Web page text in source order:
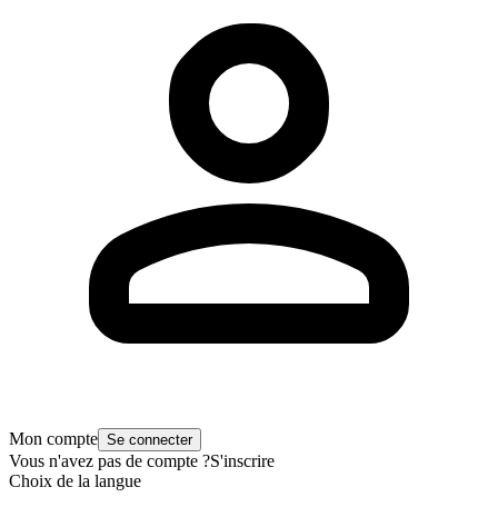
Mon compte Se connecter
Vous n'avez pas de compte ?S'inscrire
Choix de la langue